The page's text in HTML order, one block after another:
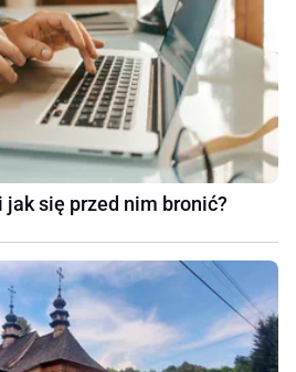
się przed nim bronić?